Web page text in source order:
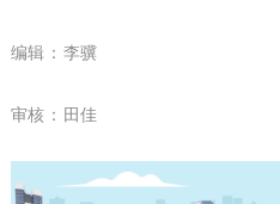
编辑： 李骥
审核：田佳